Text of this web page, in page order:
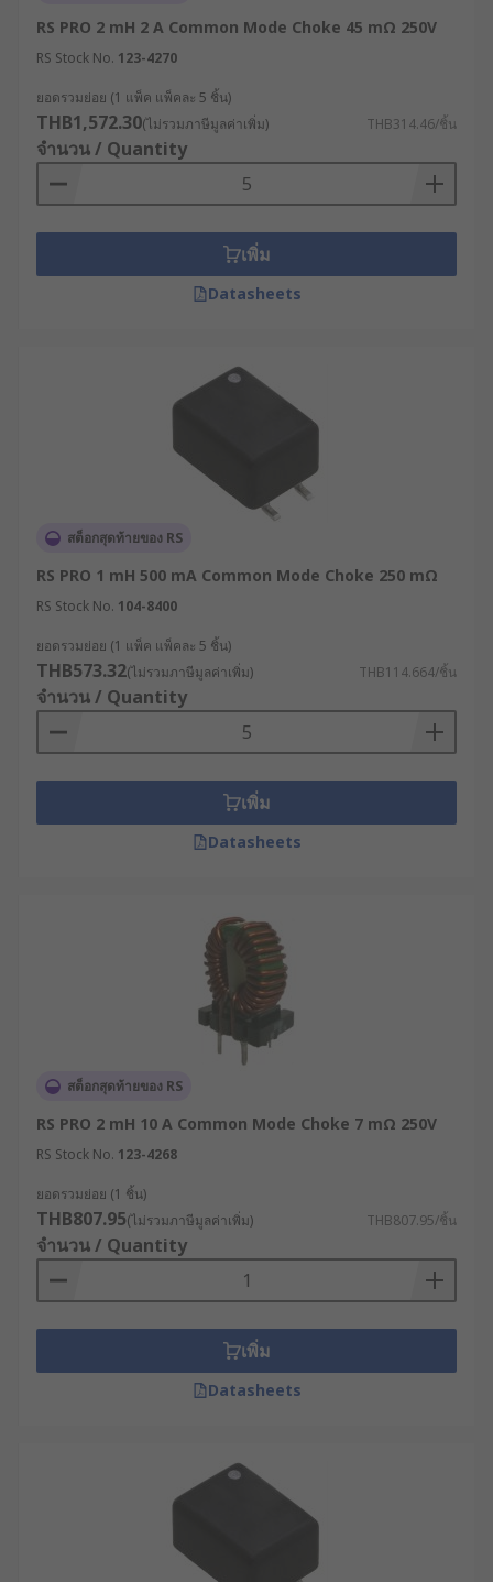
RS PRO 2 mH 2 A Common Mode Choke 45 mΩ 250V
RS Stock No. 123-4270
ยอดรวมย่อย (1 แพ็ค แพ็คละ 5 ชิ้น)
THB1,572.30(ไม่รวมภาษีมูลค่าเพิ่ม) THB314.46/ชิ้น
จำนวน / Quantity
เพิ่ม
Datasheets
สต็อกสุดท้ายของ RS
RS PRO 1 mH 500 mA Common Mode Choke 250 mΩ
RS Stock No. 104-8400
ยอดรวมย่อย (1 แพ็ค แพ็คละ 5 ชิ้น)
THB573.32(ไม่รวมภาษีมูลค่าเพิ่ม) THB114.664/ชิ้น
จำนวน / Quantity
เพิ่ม
Datasheets
สต็อกสุดท้ายของ RS
RS PRO 2 mH 10 A Common Mode Choke 7 mΩ 250V
RS Stock No. 123-4268
ยอดรวมย่อย (1 ชิ้น)
THB807.95(ไม่รวมภาษีมูลค่าเพิ่ม) THB807.95/ชิ้น
จำนวน / Quantity
เพิ่ม
Datasheets